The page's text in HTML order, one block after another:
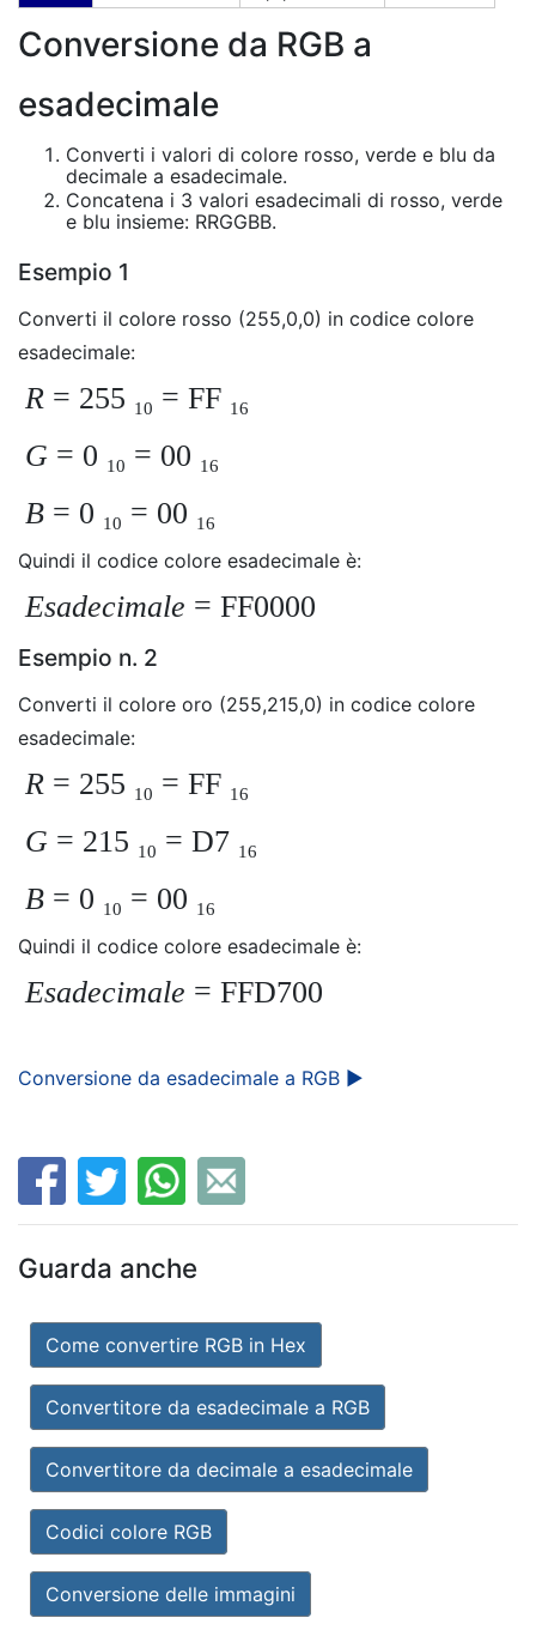
Conversione da RGB a
esadecimale
Converti i valori di colore rosso, verde e blu da
decimale a esadecimale.
Concatena i 3 valori esadecimali di rosso, verde
e blu insieme: RRGGBB.
Esempio 1
Converti il ​​colore rosso (255,0,0) in codice colore
esadecimale:
R = 255 10 = FF 16
G = 0 10 = 00 16
B = 0 10 = 00 16
Quindi il codice colore esadecimale è:
Esadecimale = FF0000
Esempio n. 2
Converti il ​​colore oro (255,215,0) in codice colore
esadecimale:
R = 255 10 = FF 16
G = 215 10 = D7 16
B = 0 10 = 00 16
Quindi il codice colore esadecimale è:
Esadecimale = FFD700
Conversione da esadecimale a RGB ►
Guarda anche
Come convertire RGB in Hex
Convertitore da esadecimale a RGB
Convertitore da decimale a esadecimale
Codici colore RGB
Conversione delle immagini